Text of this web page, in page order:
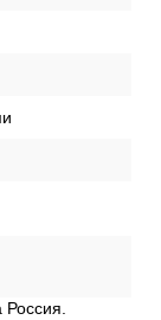
Россия.